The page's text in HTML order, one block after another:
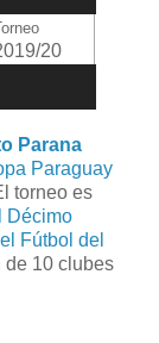
20
Parana
Paraguay
torneo es
Décimo
Fútbol del
de 10 clubes